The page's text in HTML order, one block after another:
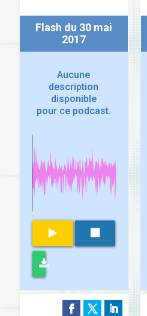
Flash du 30 mai
2017
Aucune
description
disponible
pour ce podcast.